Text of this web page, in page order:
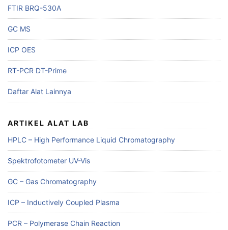
FTIR BRQ-530A
GC MS
ICP OES
RT-PCR DT-Prime
Daftar Alat Lainnya
ARTIKEL ALAT LAB
HPLC – High Performance Liquid Chromatography
Spektrofotometer UV-Vis
GC – Gas Chromatography
ICP – Inductively Coupled Plasma
PCR – Polymerase Chain Reaction